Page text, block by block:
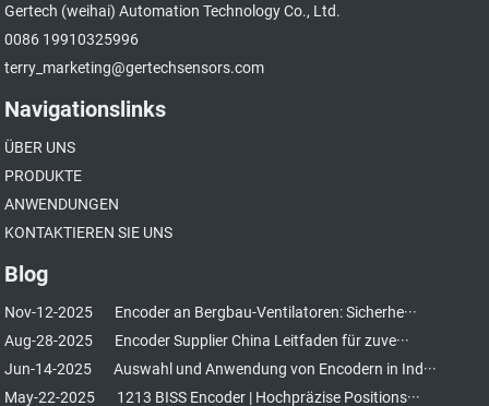
Gertech (weihai) Automation Technology Co., Ltd.
0086 19910325996
terry_marketing@gertechsensors.com
Navigationslinks
ÜBER UNS
PRODUKTE
ANWENDUNGEN
KONTAKTIEREN SIE UNS
Blog
Nov-12-2025
Encoder an Bergbau-Ventilatoren: Sicherhe···
Aug-28-2025
Encoder Supplier China Leitfaden für zuve···
Jun-14-2025
Auswahl und Anwendung von Encodern in Ind···
May-22-2025
1213 BISS Encoder | Hochpräzise Positions···